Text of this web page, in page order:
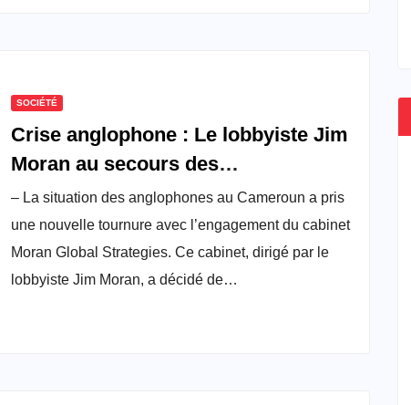
SOCIÉTÉ
Crise anglophone : Le lobbyiste Jim
Moran au secours des
sécessionnistes
– La situation des anglophones au Cameroun a pris
une nouvelle tournure avec l’engagement du cabinet
Moran Global Strategies. Ce cabinet, dirigé par le
lobbyiste Jim Moran, a décidé de…